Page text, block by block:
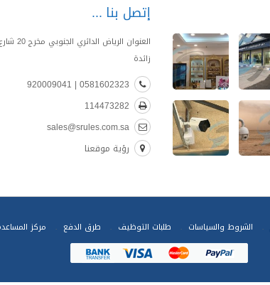
إتصل بنا
العنوان الرياض
زائدة
0581602323 | 920009041
114473282
sales@srules.com.sa
رؤية موقعنا
الشروط والسياسات طلبات التوظيف طرق الدفع مركز